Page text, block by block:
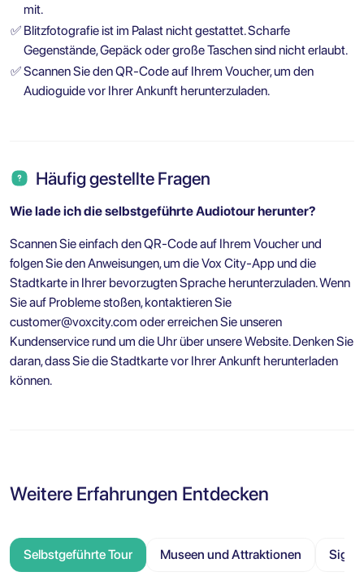
mit.
✅ Blitzfotografie ist im Palast nicht gestattet. Scharfe
Gegenstände, Gepäck oder große Taschen sind nicht erlaubt.
✅Scannen Sie den QR-Code auf Ihrem Voucher, um den
Audioguide vor Ihrer Ankunft herunterzuladen.
Häufig gestellte Fragen
Wie lade ich die selbstgeführte Audiotour herunter?
Scannen Sie einfach den QR-Code auf Ihrem Voucher und
folgen Sie den Anweisungen, um die Vox City-App und die
Stadtkarte in Ihrer bevorzugten Sprache herunterzuladen. Wenn
Sie auf Probleme stoßen, kontaktieren Sie
customer@voxcity.com oder erreichen Sie unseren
Kundenservice rund um die Uhr über unsere Website. Denken Sie
daran, dass Sie die Stadtkarte vor Ihrer Ankunft herunterladen
können.
Weitere Erfahrungen Entdecken
Selbstgeführte Tour Museen und Attraktionen